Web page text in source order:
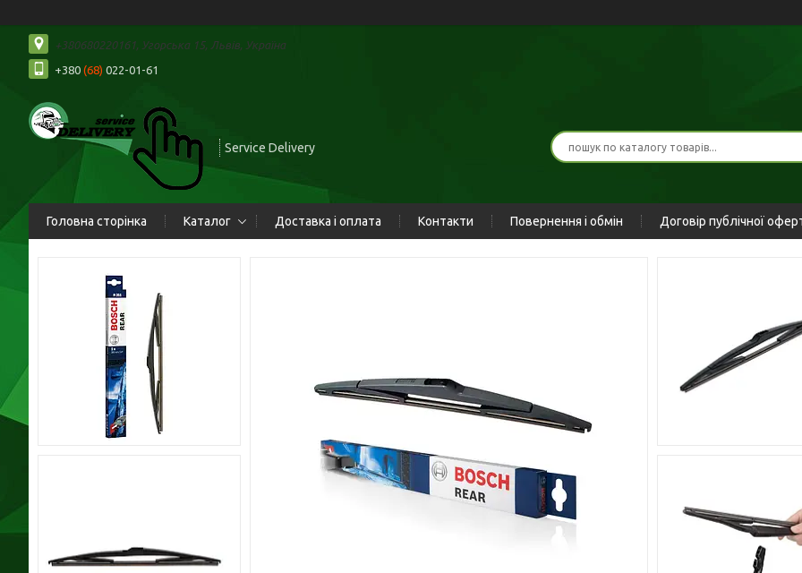
+380680220161, Угорська 15, Львів, Україна
+380 (68) 022-01-61
Service Delivery
Головна сторінка Каталог Доставка і оплата Контакти Повернення і обмін Договір публічної